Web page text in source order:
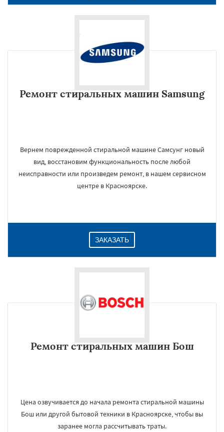
Ремонт стиральных машин Samsung
Вернем поврежденной стиральной машине Самсунг новый
вид, восстановим функциональность после любой
неисправности или произведем ремонт, в нашем сервисном
центре в Красноярске.
ЗАКАЗАТЬ
Ремонт стиральных машин Бош
Цена озвучивается до начала ремонта стиральной машины
Бош или другой бытовой техники в Красноярске, чтобы вы
заранее могла рассчитывать траты.